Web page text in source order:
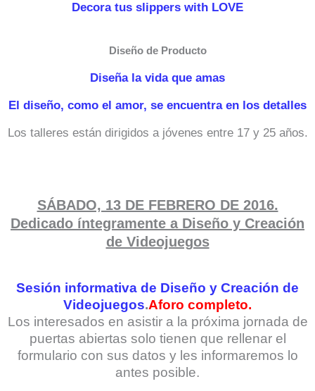
Decora tus slippers with LOVE
Diseño de Producto
Diseña la vida que amas
El diseño, como el amor, se encuentra en los detalles
Los talleres están dirigidos a jóvenes entre 17 y 25 años.
SÁBADO, 13 DE FEBRERO DE 2016.
Dedicado íntegramente a Diseño y Creación
de Videojuegos
Sesión informativa de Diseño y Creación de
Videojuegos.Aforo completo.
Los interesados en asistir a la próxima jornada de
puertas abiertas solo tienen que rellenar el
formulario con sus datos y les informaremos lo
antes posible.